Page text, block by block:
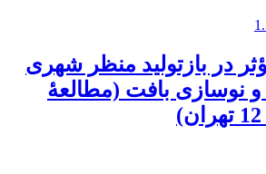
در بازتولید منظر شهری
نوسازی بافت (مطالعۀ